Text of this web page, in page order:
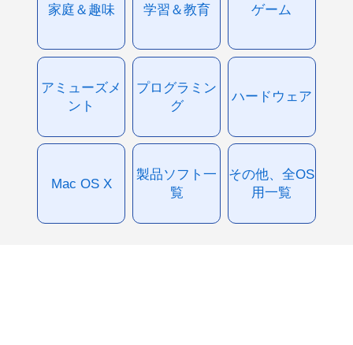
家庭＆趣味 学習＆教育 ゲーム
アミューズメ
ント
プログラミン
グ
ハードウェア
Mac OS X
製品ソフト一
覧
その他、全OS
用一覧